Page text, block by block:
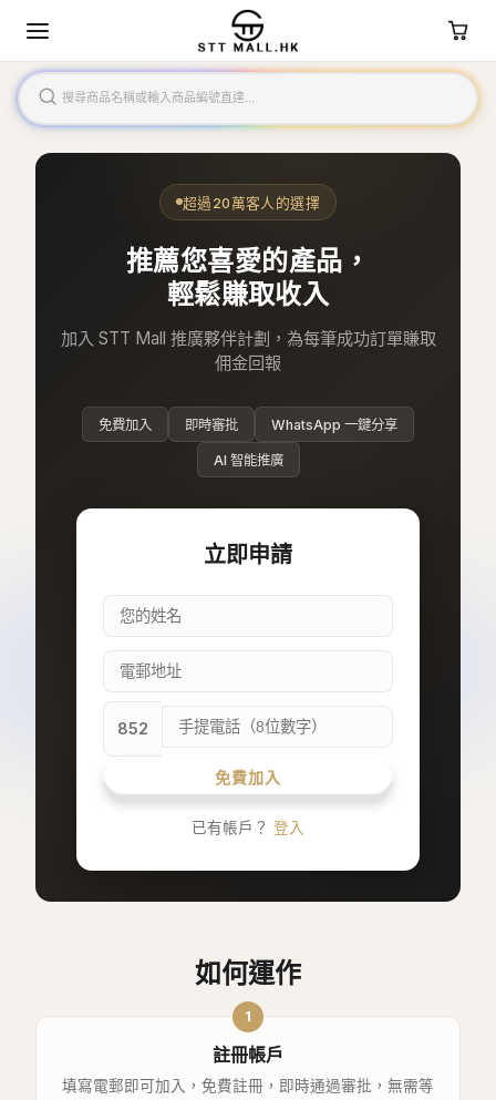
超過20萬客人的選擇
推薦您喜愛的產品，
輕鬆賺取收入
加入 STT Mall 推廣夥伴計劃，為每筆成功訂單賺取
佣金回報
免費加入 即時審批 WhatsApp 一鍵分享
AI 智能推廣
立即申請
852
免費加入
已有帳戶？ 登入
如何運作
1
註冊帳戶
填寫電郵即可加入，免費註冊，即時通過審批，無需等